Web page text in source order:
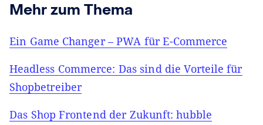
Mehr zum Thema
Ein Game Changer – PWA für E-Commerce
Headless Commerce: Das sind die Vorteile für
Shopbetreiber
Das Shop Frontend der Zukunft: hubble